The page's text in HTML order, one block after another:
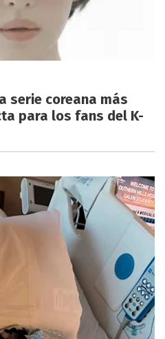
serie coreana más
para los fans del K-